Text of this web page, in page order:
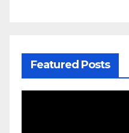
Featured Posts